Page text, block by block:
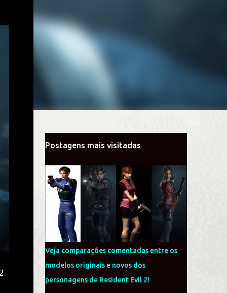
Postagens mais visitadas
Veja comparações comentadas entre os
modelos originais e novos dos
personagens de Resident Evil 2!